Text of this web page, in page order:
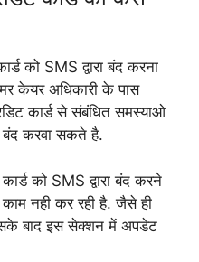
को SMS द्वारा बंद करना
केयर अधिकारी के पास
कार्ड से संबंधित समस्याओ
करवा सकते है.
को SMS द्वारा बंद करने
नही कर रही है. जैसे ही
बाद इस सेक्शन में अपडेट